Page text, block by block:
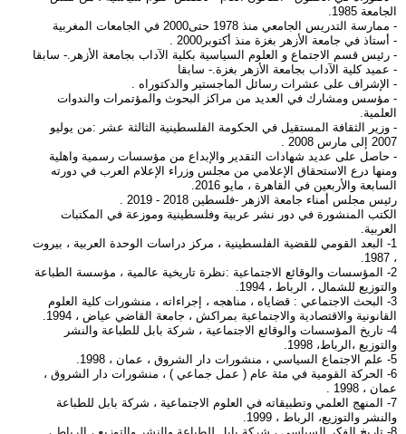
الجامعة 1985.
- ممارسة التدريس الجامعي منذ 1978 حتى2000 في الجامعات المغربية
- أستاذ في جامعة الأزهر بغزة منذ أكتوبر2000 .
- رئيس قسم الاجتماع و العلوم السياسية بكلية الآداب بجامعة الأزهر.- سابقا
- عميد كلية الآداب بجامعة الأزهر بغزة.- سابقا
- الإشراف على عشرات رسائل الماجستير والدكتوراه .
- مؤسس ومشارك في العديد من مراكز البحوث والمؤتمرات والندوات
العلمية.
- وزير الثقافة المستقيل في الحكومة الفلسطينية الثالثة عشر :من يوليو
2007 إلى مارس 2008 .
- حاصل على عديد شهادات التقدير والإبداع من مؤسسات رسمية واهلية
ومنها درع الاستحقاق الإعلامي من مجلس وزراء الإعلام العرب في دورته
السابعة والأربعين في القاهرة ، مايو 2016.
رئيس مجلس أمناء جامعة الازهر -فلسطين 2018 - 2019 .
الكتب المنشورة في دور نشر عربية وفلسطينية وموزعة في المكتبات
العربية.
1- البعد القومي للقضية الفلسطينية ، مركز دراسات الوحدة العربية ، بيروت
، 1987.
2- المؤسسات والوقائع الاجتماعية :نظرة تاريخية عالمية ، مؤسسة الطباعة
والتوزيع للشمال ، الرباط ، 1994.
3- البحث الاجتماعي : قضاياه ، مناهجه ، إجراءاته ، منشورات كلية العلوم
القانونية والاقتصادية والاجتماعية بمراكش ، جامعة القاضي عياض ، 1994.
4- تاريخ المؤسسات والوقائع الاجتماعية ، شركة بابل للطباعة والنشر
والتوزيع ،الرباط، 1998.
5- علم الاجتماع السياسي ، منشورات دار الشروق ، عمان ، 1998.
6- الحركة القومية في مئة عام ( عمل جماعي ) ، منشورات دار الشروق ،
عمان ، 1998 .
7- المنهج العلمي وتطبيقاته في العلوم الاجتماعية ، شركة بابل للطباعة
والنشر والتوزيع، الرباط ، 1999.